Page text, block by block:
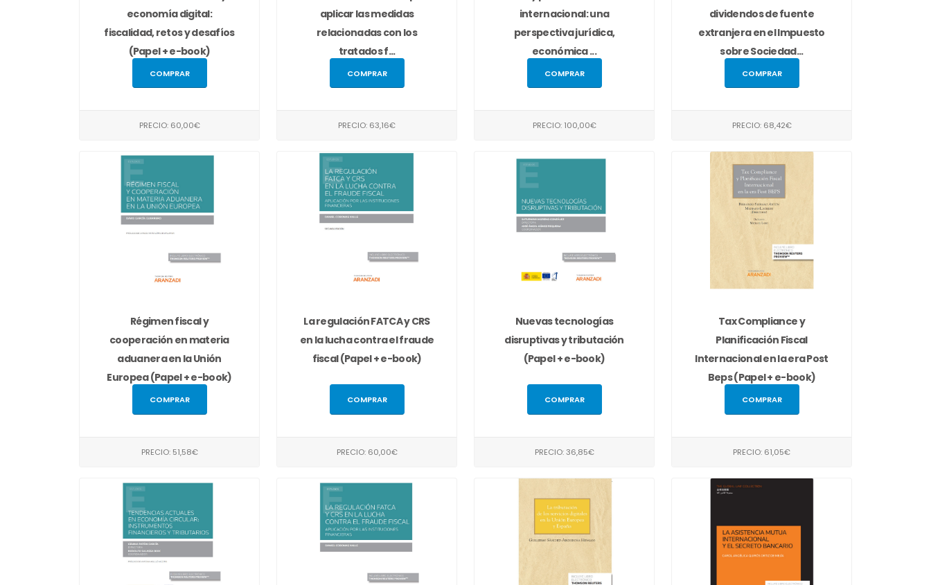
economía digital:
fiscalidad, retos y desafíos
(Papel + e-book)
COMPRAR
PRECIO: 60,00€
aplicar las medidas
relacionadas con los
tratados f...
COMPRAR
PRECIO: 63,16€
internacional: una
perspectiva jurídica,
económica ...
COMPRAR
PRECIO: 100,00€
dividendos de fuente
extranjera en el Impuesto
sobre Sociedad...
COMPRAR
PRECIO: 68,42€
Régimen fiscal y
cooperación en materia
aduanera en la Unión
Europea (Papel + e-book)
COMPRAR
PRECIO: 51,58€
La regulación FATCA y CRS
en la lucha contra el fraude
fiscal (Papel + e-book)
COMPRAR
PRECIO: 60,00€
Nuevas tecnologías
disruptivas y tributación
(Papel + e-book)
COMPRAR
PRECIO: 36,85€
Tax Compliance y
Planificación Fiscal
Internacional en la era Post
Beps (Papel + e-book)
COMPRAR
PRECIO: 61,05€